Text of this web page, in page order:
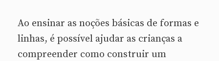
Ao ensinar as noções básicas de formas e
linhas, é possível ajudar as crianças a
compreender como construir um